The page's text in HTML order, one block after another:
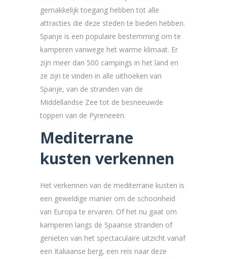
gemakkelijk toegang hebben tot alle
attracties die deze steden te bieden hebben.
Spanje is een populaire bestemming om te
kamperen vanwege het warme klimaat. Er
zijn meer dan 500 campings in het land en
ze zijn te vinden in alle uithoeken van
Spanje, van de stranden van de
Middellandse Zee tot de besneeuwde
toppen van de Pyreneeën.
Mediterrane
kusten verkennen
Het verkennen van de mediterrane kusten is
een geweldige manier om de schoonheid
van Europa te ervaren. Of het nu gaat om
kamperen langs de Spaanse stranden of
genieten van het spectaculaire uitzicht vanaf
een Italiaanse berg, een reis naar deze